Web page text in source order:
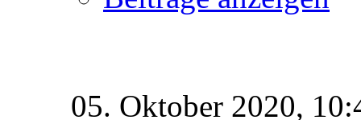
05. Oktober 2020,